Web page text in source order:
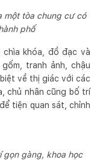
một tòa chung cư có
phố
khóa, đồ đạc và
tranh ảnh, chậu
về thị giác với các
chủ nhân cũng bố trí
tiện quan sát, chỉnh
gọn gàng, khoa học